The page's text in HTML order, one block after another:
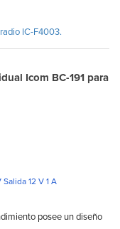
IC-F4003.
Icom BC-191 para
Salida 12 V 1 A
posee un diseño